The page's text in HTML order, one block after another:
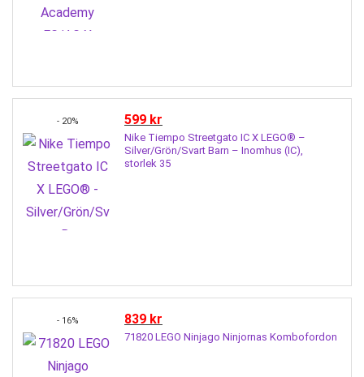
- 20% 599 kr
Nike Tiempo Streetgato IC X LEGO® –
Silver/Grön/Svart Barn – Inomhus (IC),
storlek 35
- 16% 839 kr
71820 LEGO Ninjago Ninjornas Kombofordon